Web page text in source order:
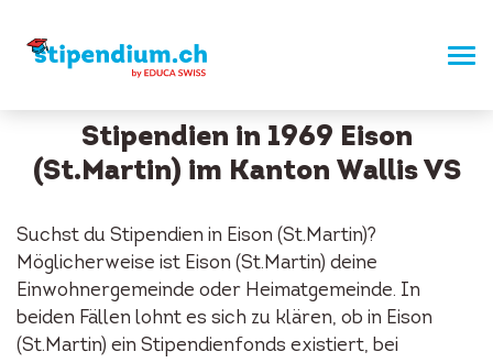
Stipendien in 1969 Eison
(St.Martin) im Kanton Wallis VS
Suchst du Stipendien in Eison (St.Martin)?
Möglicherweise ist Eison (St.Martin) deine
Einwohnergemeinde oder Heimatgemeinde. In
beiden Fällen lohnt es sich zu klären, ob in Eison
(St.Martin) ein Stipendienfonds existiert, bei